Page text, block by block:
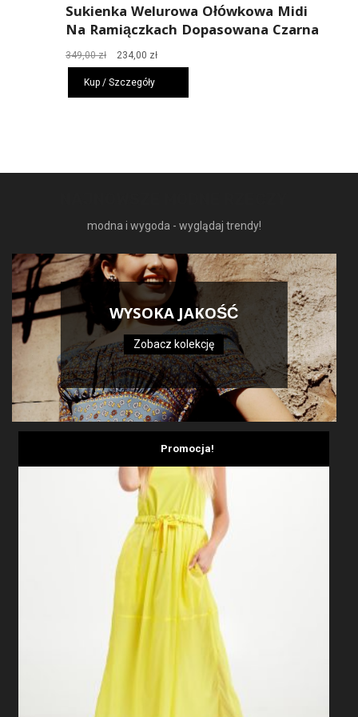
Sukienka Welurowa Ołówkowa Midi
Na Ramiączkach Dopasowana Czarna
349,00zł
Pierwotna
cena
wynosiła:
349,00 zł.
234,00 złAktualna
cena
234,00 zł.
Kup / Szczegóły
modna i wygoda - wyglądaj trendy!
WYSOKA JAKOŚĆ
Zobacz kolekcję
Promocja!